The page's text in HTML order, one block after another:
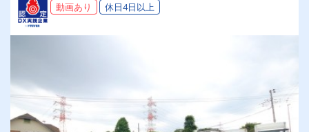
動画あり 休日4日以上